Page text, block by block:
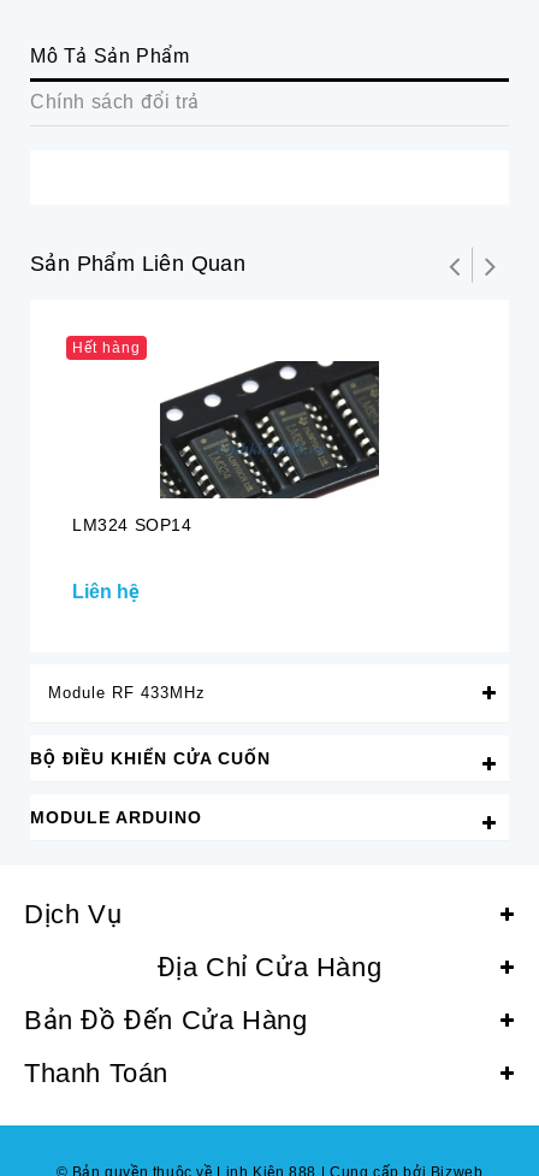
Mô Tả Sản Phẩm
Chính sách đổi trả
Sản Phẩm Liên Quan
Hết hàng
LM324 SOP14
Liên hệ
Module RF 433MHz
BỘ ĐIỀU KHIỂN CỬA CUỐN
MODULE ARDUINO
Dịch Vụ
Địa Chỉ Cửa Hàng
Bản Đồ Đến Cửa Hàng
© Bản quyền thuộc về Linh Kiện 888 Cung cấp bởi Bizweb
Thanh Toán